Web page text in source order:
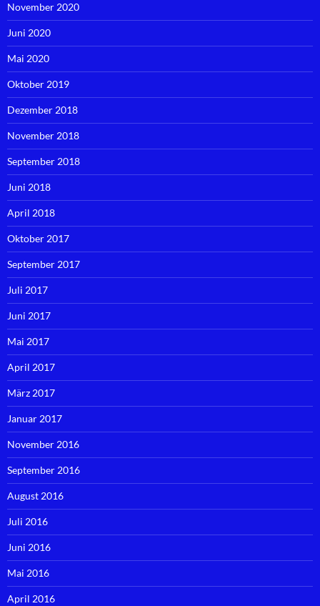
November 2020
Juni 2020
Mai 2020
Oktober 2019
Dezember 2018
November 2018
September 2018
Juni 2018
April 2018
Oktober 2017
September 2017
Juli 2017
Juni 2017
Mai 2017
April 2017
März 2017
Januar 2017
November 2016
September 2016
August 2016
Juli 2016
Juni 2016
Mai 2016
April 2016